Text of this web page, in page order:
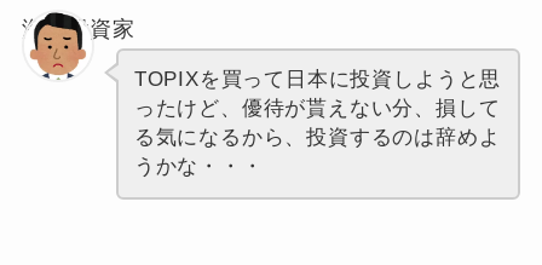
海外投資家
TOPIXを買って日本に投資しようと思
ったけど、優待が貰えない分、損して
る気になるから、投資するのは辞めよ
うかな・・・